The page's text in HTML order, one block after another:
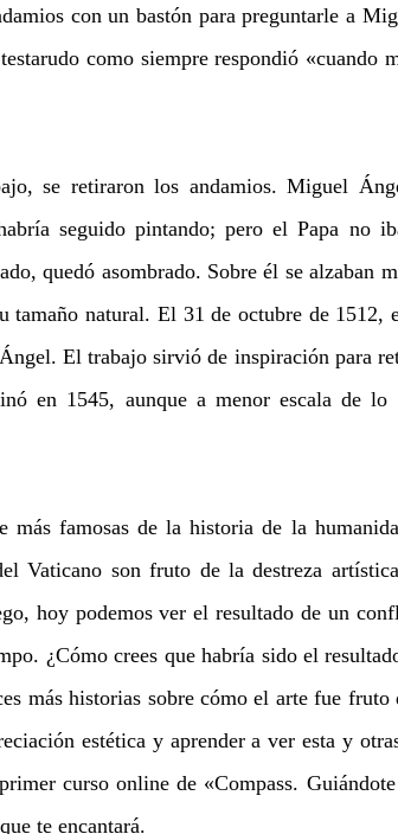
con un bastón para preguntarle a
como siempre respondió «cuando
se retiraron los andamios. Miguel
seguido pintando; pero el Papa no
quedó asombrado. Sobre él se alzaban
tamaño natural. El 31 de octubre de 1512,
El trabajo sirvió de inspiración para
en 1545, aunque a menor escala de lo
más famosas de la historia de la
Vaticano son fruto de la destreza
hoy podemos ver el resultado de un
¿Cómo crees que habría sido el
más historias sobre cómo el arte fue
estética y aprender a ver esta y
te encantará.